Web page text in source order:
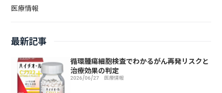
医療情報
最新記事
循環腫瘍細胞検査でわかるがん再発リスクと
治療効果の判定
2026/06/27 医療情報